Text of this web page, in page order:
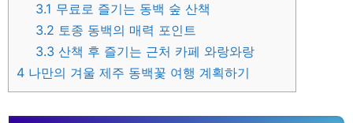
3.1 무료로 즐기는 동백 숲 산책
3.2 토종 동백의 매력 포인트
3.3 산책 후 즐기는 근처 카페 와랑와랑
4 나만의 겨울 제주 동백꽃 여행 계획하기